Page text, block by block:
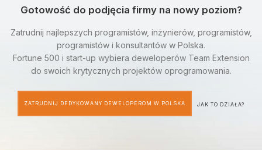
Gotowość do podjęcia firmy na nowy poziom?
Zatrudnij najlepszych programistów, inżynierów, programistów,
programistów i konsultantów w Polska.
Fortune 500 i start-up wybiera deweloperów Team Extension
do swoich krytycznych projektów oprogramowania.
ZATRUDNIJ DEDYKOWANY DEWELOPEROM W POLSKA JAK TO DZIAŁA?